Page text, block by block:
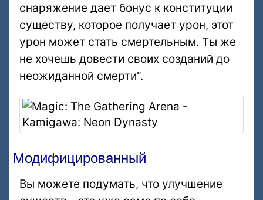
снаряжение дает бонус к конституции
существу, которое получает урон, этот
урон может стать смертельным. Ты же
не хочешь довести своих созданий до
неожиданной смерти".
Модифицированный
Вы можете подумать, что улучшение